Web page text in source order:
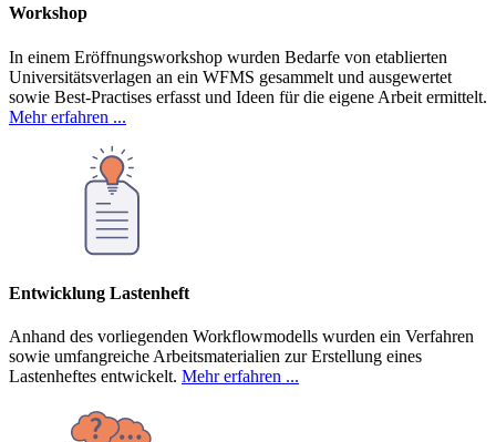
Workshop
In einem Eröffnungsworkshop wurden Bedarfe von etablierten
Universitätsverlagen an ein WFMS gesammelt und ausgewertet
sowie Best-Practises erfasst und Ideen für die eigene Arbeit ermittelt.
Mehr erfahren ...
Entwicklung Lastenheft
Anhand des vorliegenden Workflowmodells wurden ein Verfahren
sowie umfangreiche Arbeitsmaterialien zur Erstellung eines
Lastenheftes entwickelt. Mehr erfahren ...